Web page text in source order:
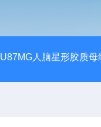
U87MG人脑星形胶质母